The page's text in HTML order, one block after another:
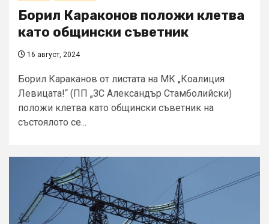
Борил Караконов положи клетва
като общински съветник
16 август, 2024
Борил Караканов от листата на МК „Коалиция
Левицата!“ (ПП „ЗС Александър Стамболийски)
положи клетва като общински съветник на
състоялото се...